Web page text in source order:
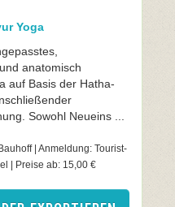
Yoga
anatomisch
auf Basis der Hatha-
Sowohl Neueins ...
| Anmeldung: Tourist-
| Preise ab: 15,00 €